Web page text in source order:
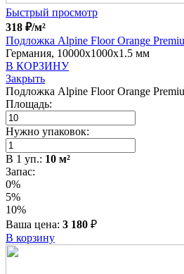
Быстрый просмотр
318 ₽/м²
Подложка Alpine Floor Orange
Германия, 10000x1000x1.5 мм
В КОРЗИНУ
Закрыть
Подложка Alpine Floor Orange
Площадь:
Нужно упаковок:
В 1 уп.: 10 м²
Запас:
0%
5%
10%
Ваша цена: 3 180 ₽
В корзину